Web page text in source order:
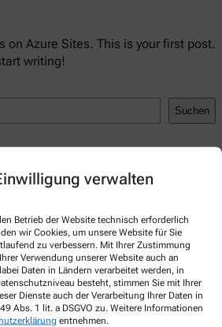
verwalten
Betrieb der Website technisch erforderlich
wir Cookies, um unsere Website für Sie
zu verbessern. Mit Ihrer Zustimmung
Verwendung unserer Website auch an
Daten in Ländern verarbeitet werden, in
besteht, stimmen Sie mit Ihrer
Dienste auch der Verarbeitung Ihrer Daten in
Abs. 1 lit. a DSGVO zu. Weitere Informationen
entnehmen.
on Azure Sites. This is your first post.
writing!
Suchen
zuHello world!